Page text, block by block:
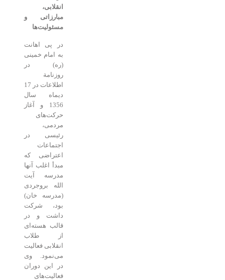
مبارزاتی و
مسئولیت‌ها
در پی اهانت
به امام خمینی
(ره) در
اطلاعات در 17
دیماه سال
1356 و آغاز
حرکت‌های
رئیسی در
اجتماعات
اعتراضی که
مبدأ اغلب آنها
مدرسه آیت
الله بروجردی
(مدرسه خان)
بود، شرکت
داشت و در
قالب هسته‌ای
از طلاب
انقلابی فعالیت
می‌نمود. وی
در این دوران
فعالیت‌های